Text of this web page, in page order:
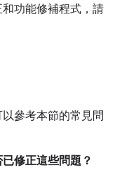
功能修補程式，請
參考本節的常見問
修正這些問題？